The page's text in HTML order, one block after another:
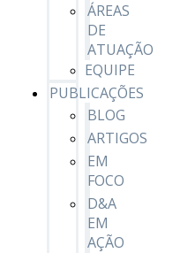
ÁREAS
DE
ATUAÇÃO
EQUIPE
PUBLICAÇÕES
BLOG
ARTIGOS
EM
FOCO
D&A
EM
AÇÃO